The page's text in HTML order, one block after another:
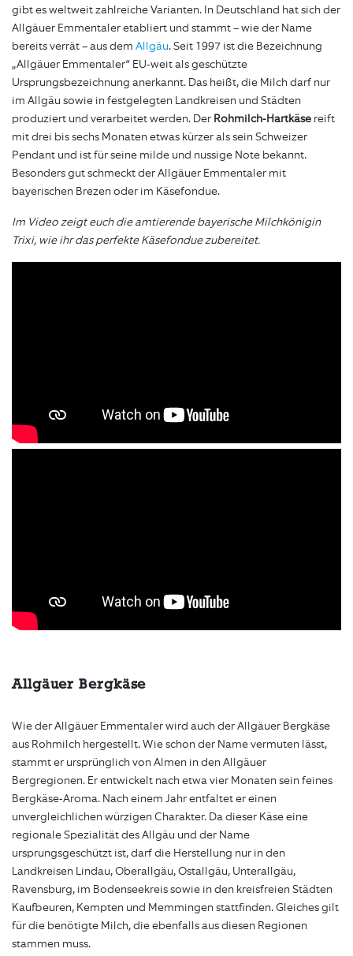
gibt es weltweit zahlreiche Varianten. In Deutschland hat sich der
Allgäuer Emmentaler etabliert und stammt – wie der Name
bereits verrät – aus dem Allgäu. Seit 1997 ist die Bezeichnung
„Allgäuer Emmentaler“ EU-weit als geschützte
Ursprungsbezeichnung anerkannt. Das heißt, die Milch darf nur
im Allgäu sowie in festgelegten Landkreisen und Städten
produziert und verarbeitet werden. Der Rohmilch-Hartkäse reift
mit drei bis sechs Monaten etwas kürzer als sein Schweizer
Pendant und ist für seine milde und nussige Note bekannt.
Besonders gut schmeckt der Allgäuer Emmentaler mit
bayerischen Brezen oder im Käsefondue.
Im Video zeigt euch die amtierende bayerische Milchkönigin
Trixi, wie ihr das perfekte Käsefondue zubereitet.
Allgäuer Bergkäse
Wie der Allgäuer Emmentaler wird auch der Allgäuer Bergkäse
aus Rohmilch hergestellt. Wie schon der Name vermuten lässt,
stammt er ursprünglich von Almen in den Allgäuer
Bergregionen. Er entwickelt nach etwa vier Monaten sein feines
Bergkäse-Aroma. Nach einem Jahr entfaltet er einen
unvergleichlichen würzigen Charakter. Da dieser Käse eine
regionale Spezialität des Allgäu und der Name
ursprungsgeschützt ist, darf die Herstellung nur in den
Landkreisen Lindau, Oberallgäu, Ostallgäu, Unterallgäu,
Ravensburg, im Bodenseekreis sowie in den kreisfreien Städten
Kaufbeuren, Kempten und Memmingen stattfinden. Gleiches gilt
für die benötigte Milch, die ebenfalls aus diesen Regionen
stammen muss.